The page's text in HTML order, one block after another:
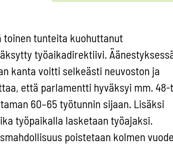
tunteita kuohuttanut
työaikadirektiivi.
kanta voitti selkeästi neuvoston ja
että parlamentti hyväksyi mm. 48-
60–65 työtunnin sijaan. Lisäksi
työpaikalla lasketaan työajaksi.
poistetaan kolmen